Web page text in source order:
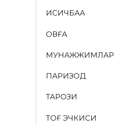
ҚИСҚИЧБАҚА
ҚОВҒА
МУНАЖЖИМЛАР
ПАРИЗОД
ТАРОЗИ
ТОҒ ЭЧКИСИ